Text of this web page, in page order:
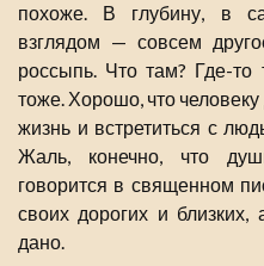
похоже. В глубину, в
взглядом — совсем
россыпь. Что там? Где-
тоже. Хорошо, что
жизнь и встретиться с
Жаль, конечно, что
говорится в священном
своих дорогих и
дано.